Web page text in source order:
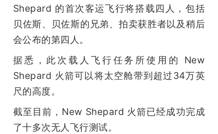
Shepard 的首次客运飞行将搭载四人，包括
贝佐斯、贝佐斯的兄弟、拍卖获胜者以及稍后
会公布的第四人。
据悉，此次载人飞行任务所使用的 New
Shepard 火箭可以将太空舱带到超过34万英
尺的高度。
截至目前，New Shepard 火箭已经成功完成
了十多次无人飞行测试。